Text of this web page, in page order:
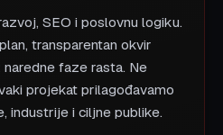
SEO i poslovnu logiku.
transparentan okvir
faze rasta. Ne
projekat prilagođavamo
industrije i ciljne publike.